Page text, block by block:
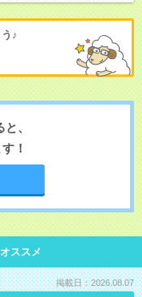
♪
、
！
ススメ
掲載日：2026.08.07